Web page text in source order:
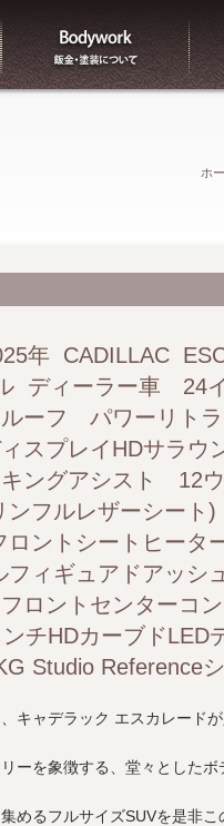
販売 板金
ホ
ー
リ
55
年 CADILLAC
ディーラー車 24
ルーフ パワーリト
スプレイHDサラ
キングアシスト 12
ンフルレザーシー
ントシートヒータ
ィギュアドアッシ
ロントセンターコ
チHDカーブドLED
Studio
キャデラック エスカレード
ーを象徴する、堂々とした
めるフルサイズSUVを是非こ